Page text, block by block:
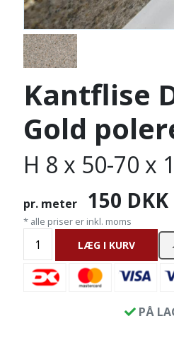
Kantflise
Gold
H 8 x 50-70 x
pr. meter 150 DKK
* alle priser er inkl. moms
LÆG I KURV
PÅ